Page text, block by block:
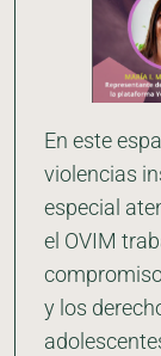
En este
violencias
especial
el OVIM
y los